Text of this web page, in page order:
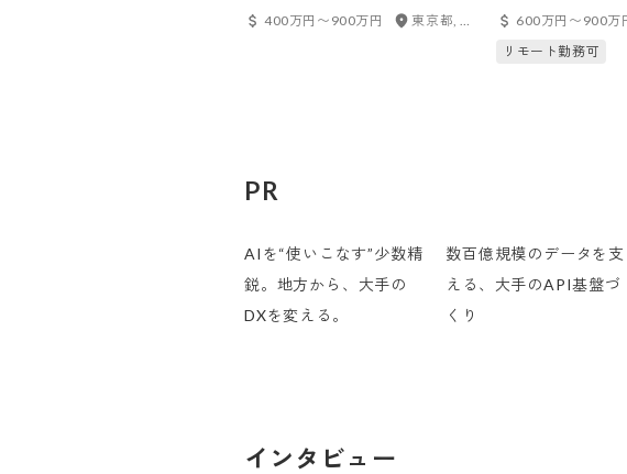
委託OK】AI駆動開発で、大手
400万円〜900万円 東京都, フルリモート
動開発で、大手
代表の右腕へ｜
600万円〜900万
リモート勤務可
PR
AIを“使いこなす”少数精
鋭。地方から、大手の
DXを変える。
数百億規模のデータを支
える、大手のAPI基盤づ
くり
インタビュー